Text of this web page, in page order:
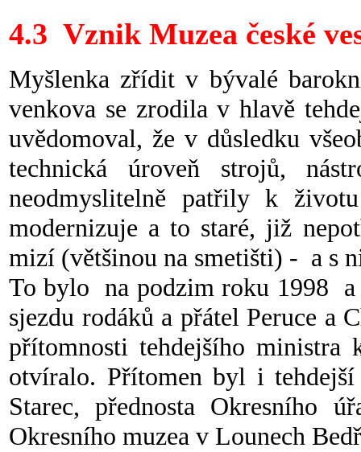
4.3 Vznik Muzea české
Myšlenka zřídit v bývalé
venkova se zrodila v hlavě
uvědomoval, že v důsledku
technická úroveň strojů,
neodmyslitelně patřily k
modernizuje a to staré, již
mizí (většinou na smetišti) - a
To bylo na podzim roku 1998
sjezdu rodáků a přátel Peruce a
přítomnosti tehdejšího ministra
otvíralo. Přítomen byl i tehdejší
Starec, přednosta Okresního
Okresního muzea v Lounech